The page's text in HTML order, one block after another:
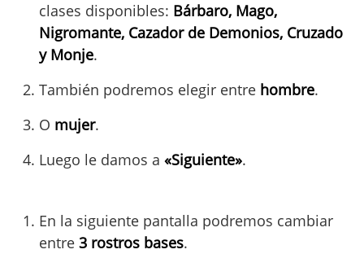
clases disponibles: Bárbaro, Mago,
Nigromante, Cazador de Demonios, Cruzado
y Monje.
También podremos elegir entre hombre.
O mujer.
Luego le damos a «Siguiente».
En la siguiente pantalla podremos cambiar
entre 3 rostros bases.